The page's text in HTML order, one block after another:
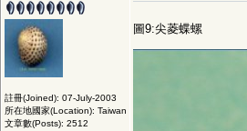
註冊(Joined): 07-July-2003
所在地國家(Location): Taiwan
文章數(Posts): 2512
圖9:尖菱蝶螺